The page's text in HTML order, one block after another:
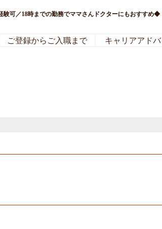
験可／18時までの勤務でママさんドクターにもおすすめ◆
ご登録からご入職まで キャリアアド